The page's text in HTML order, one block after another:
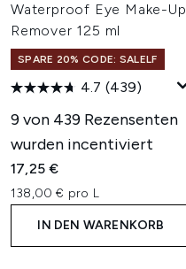
Waterproof Eye Make-Up
Remover 125 ml
SPARE 20% CODE: SALELF
4.7 (439)
9 von 439 Rezensenten
wurden incentiviert
17,25 €
138,00 € pro L
IN DEN WARENKORB